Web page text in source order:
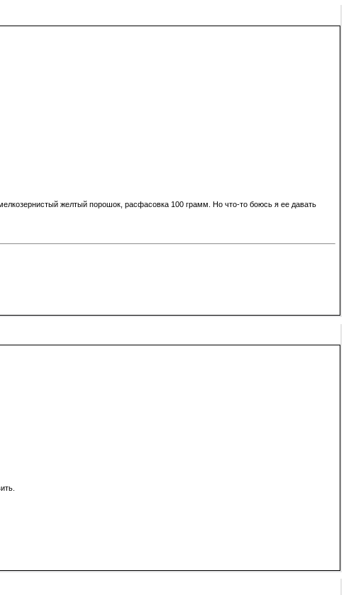
желтый порошок, расфасовка 100 грамм. Но что-то боюсь я ее давать